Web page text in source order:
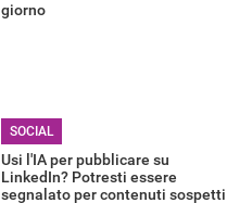
giorno
SOCIAL
Usi l'IA per pubblicare su
LinkedIn? Potresti essere
segnalato per contenuti sospetti